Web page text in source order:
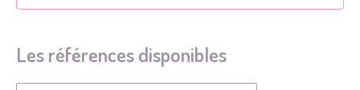
Les références disponibles